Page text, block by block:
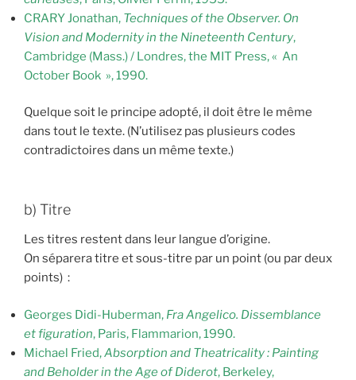
CRARY Jonathan, Techniques of the Observer. On
Vision and Modernity in the Nineteenth Century,
Cambridge (Mass.) / Londres, the MIT Press, « An
October Book », 1990.
Quelque soit le principe adopté, il doit être le même
dans tout le texte. (N’utilisez pas plusieurs codes
contradictoires dans un même texte.)
b) Titre
Les titres restent dans leur langue d’origine.
On séparera titre et sous-titre par un point (ou par deux
points) :
Georges Didi-Huberman, Fra Angelico. Dissemblance
et figuration, Paris, Flammarion, 1990.
Michael Fried,Absorption and Theatricality : Painting
and Beholder in the Age of Diderot, Berkeley,